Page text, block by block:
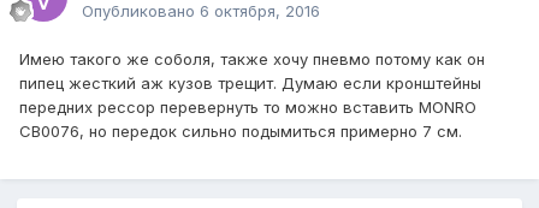
Опубликовано 6 октября, 2016
Имею такого же соболя, также хочу пневмо потому как он
пипец жесткий аж кузов трещит. Думаю если кронштейны
передних рессор перевернуть то можно вставить MONRO
CB0076, но передок сильно подымиться примерно 7 см.